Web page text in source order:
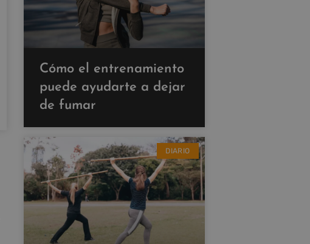
Cómo el entrenamiento
puede ayudarte a dejar
de fumar
DIARIO